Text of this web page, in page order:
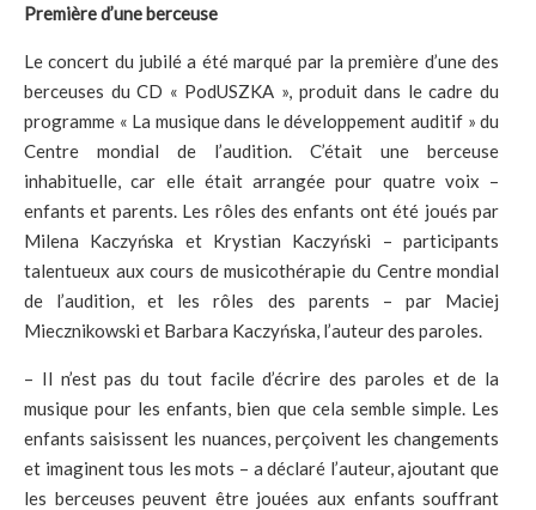
Première d’une berceuse
Le concert du jubilé a été marqué par la première d’une des
berceuses du CD « PodUSZKA », produit dans le cadre du
programme « La musique dans le développement auditif » du
Centre mondial de l’audition. C’était une berceuse
inhabituelle, car elle était arrangée pour quatre voix –
enfants et parents. Les rôles des enfants ont été joués par
Milena Kaczyńska et Krystian Kaczyński – participants
talentueux aux cours de musicothérapie du Centre mondial
de l’audition, et les rôles des parents – par Maciej
Miecznikowski et Barbara Kaczyńska, l’auteur des paroles.
– Il n’est pas du tout facile d’écrire des paroles et de la
musique pour les enfants, bien que cela semble simple. Les
enfants saisissent les nuances, perçoivent les changements
et imaginent tous les mots – a déclaré l’auteur, ajoutant que
les berceuses peuvent être jouées aux enfants souffrant